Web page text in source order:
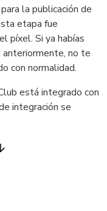
la publicación de
etapa fue
píxel. Si ya habías
anteriormente, no te
con normalidad.
está integrado con
integración se